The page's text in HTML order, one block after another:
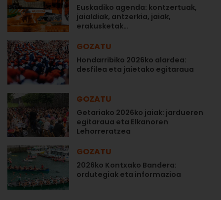
Euskadiko agenda: kontzertuak,
jaialdiak, antzerkia, jaiak,
erakusketak…
GOZATU
Hondarribiko 2026ko alardea:
desfilea eta jaietako egitaraua
GOZATU
Getariako 2026ko jaiak: jardueren
egitaraua eta Elkanoren
Lehorreratzea
GOZATU
2026ko Kontxako Bandera:
ordutegiak eta informazioa